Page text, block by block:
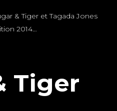
& Tiger et Tagada Jones
2014…
Tiger